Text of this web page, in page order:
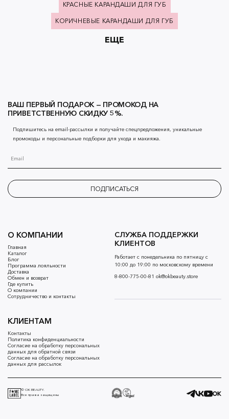
КРАСНЫЕ КАРАНДАШИ ДЛЯ ГУБ
КОРИЧНЕВЫЕ КАРАНДАШИ ДЛЯ ГУБ
ЕЩЕ
О КОМПАНИИ
Главная
Каталог
Блог
Программа лояльности
Доставка
Обмен и возврат
Где купить
О компании
Сотрудничество и контакты
КЛИЕНТАМ
Контакты
Политика конфиденциальности
Согласие на обработку персональных
данных для обратной связи
Согласие на обработку персональных
данных для рассылок
СЛУЖБА ПОДДЕРЖКИ
КЛИЕНТОВ
Работает с понедельника по пятницу с
10:00 до 19:00 по московскому времени
8-800-775-00-81 ok@okbeauty.store
ВАШ ПЕРВЫЙ ПОДАРОК — ПРОМОКОД НА
ПРИВЕТСТВЕННУЮ СКИДКУ 5%.
Подпишитесь на email-рассылки и получайте спецпредложения, уникальные
промокоды и персональные подборки для ухода и макияжа.
ПОДПИСАТЬСЯ
© OK BEAUTY.
Все права защищены